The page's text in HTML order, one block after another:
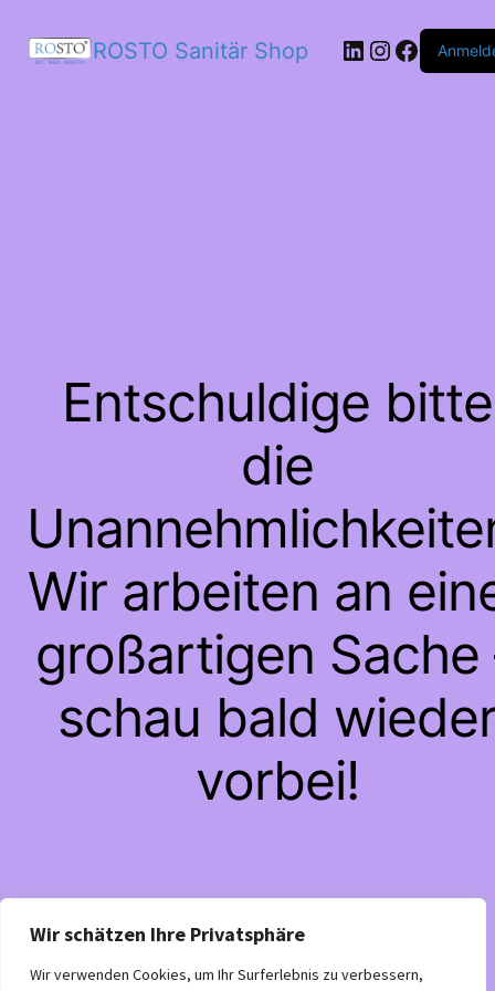
Wir schätzen Ihre Privatsphäre
Wir verwenden Cookies, um Ihr Surferlebnis zu verbessern,
ROSTO Sanitär Shop LinkedIn
Instagram
Entschuldige bitte
die
Wir arbeiten an
großartigen Sache
schau bald
vorbei!